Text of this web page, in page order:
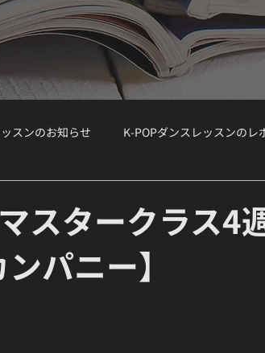
スンのお知らせ K-POPダンスレッスンのレ
ボーカルクラス オーディション対策
スタークラス4
パニー】